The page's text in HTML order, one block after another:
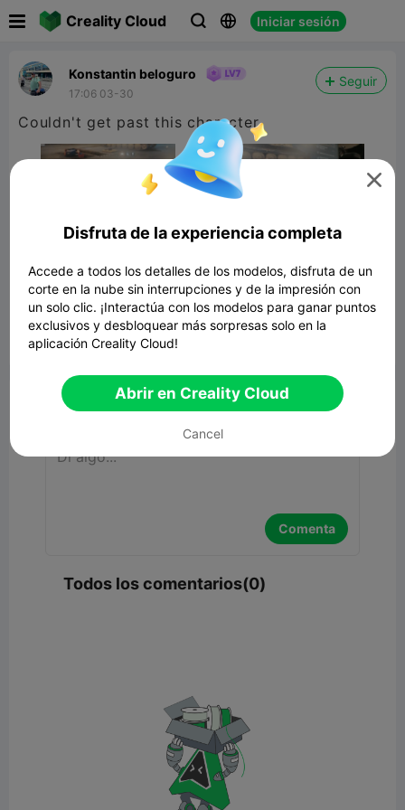
Creality Cloud   Iniciar sesión
Konstantin beloguro
17:06 03-30
Seguir
Couldn't get past this character
 Reporte
Comentar
Comenta
Todos los comentarios(0)

Disfruta de la experiencia completa
Accede a todos los detalles de los modelos, disfruta de un
corte en la nube sin interrupciones y de la impresión con
un solo clic. ¡Interactúa con los modelos para ganar puntos
exclusivos y desbloquear más sorpresas solo en la
aplicación Creality Cloud!
Abrir en Creality Cloud
Cancel